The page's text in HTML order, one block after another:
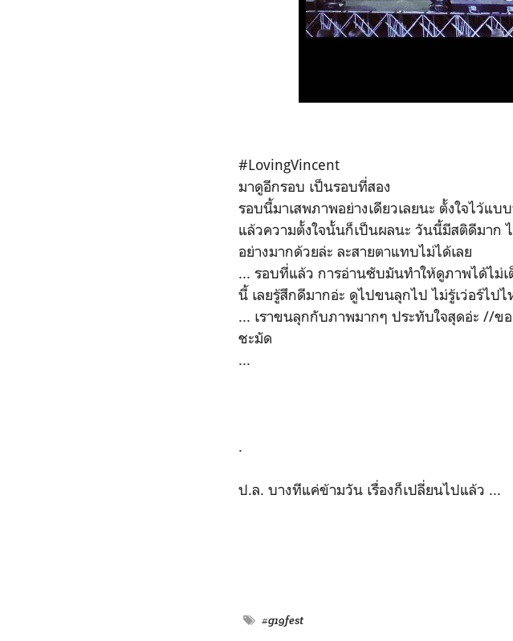
#LovingVincent
มาดูอีกรอบ เป็นรอบที่สอง
รอบนี้มาเสพภาพอย่างเดียวเลยนะ ตั้งใจไว้แบ
แล้วความตั้งใจนั้นก็เป็นผลนะ วันนี้มีสติดีมาก
อย่างมากด้วยล่ะ ละสายตาแทบไม่ได้เลย
... รอบที่แล้ว การอ่านซับมันทำให้ดูภาพได้ไม่
นี้ เลยรู้สึกดีมากอ่ะ ดูไปขนลุกไป ไม่รู้เว่อร์ไป
... เราขนลุกกับภาพมากๆ ประทับใจสุดอ่ะ //ข
ชะมัด
...
.
ป.ล. บางทีแค่ข้ามวัน เรื่องก็เปลี่ยนไปแล้ว ...
#g19fest